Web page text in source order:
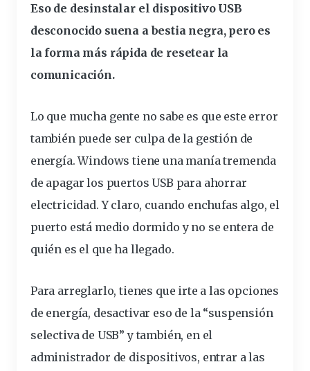
Eso de desinstalar el dispositivo USB
desconocido suena a bestia negra, pero es
la forma más rápida de resetear la
comunicación.
Lo que mucha gente no sabe es que este error
también puede ser culpa de la gestión de
energía. Windows tiene una manía tremenda
de apagar los puertos USB para ahorrar
electricidad. Y claro, cuando enchufas algo, el
puerto está medio dormido y no se entera de
quién es el que ha llegado.
Para arreglarlo, tienes que irte a las opciones
de energía, desactivar eso de la “suspensión
selectiva de USB” y también, en el
administrador de dispositivos, entrar a las